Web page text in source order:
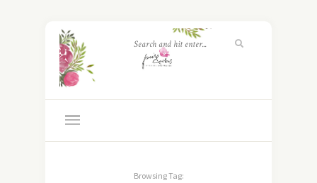
Browsing Tag: